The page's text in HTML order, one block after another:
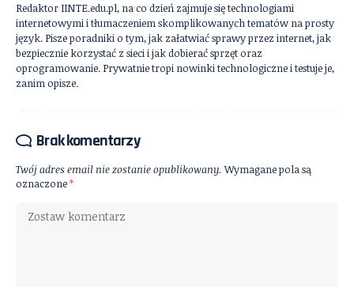
Redaktor IINTE.edu.pl, na co dzień zajmuje się technologiami
internetowymi i tłumaczeniem skomplikowanych tematów na prosty
język. Pisze poradniki o tym, jak załatwiać sprawy przez internet, jak
bezpiecznie korzystać z sieci i jak dobierać sprzęt oraz
oprogramowanie. Prywatnie tropi nowinki technologiczne i testuje je,
zanim opisze.
Brak komentarzy
Twój adres email nie zostanie opublikowany. Wymagane pola są
oznaczone*